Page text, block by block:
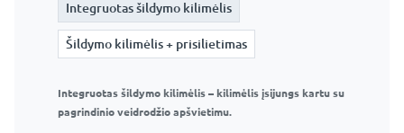
Integruotas šildymo kilimėlis
Šildymo kilimėlis + prisilietimas
Integruotas šildymo kilimėlis – kilimėlis įsijungs kartu su
pagrindinio veidrodžio apšvietimu.
Integruotas šildymo kilimėlis
Šildymo kilimėlis + prisilietimas
Šildymo kilimėlis su jutikliniu jungikliu – kilimėlis
įsijungs, kai paliesite papildomą jungiklį.